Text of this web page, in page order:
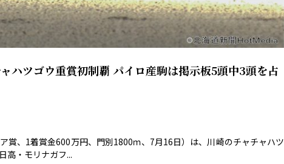
ハツゴウ重賞初制覇 パイロ産駒は掲示板5頭中3頭を占
、1着賞金600万円、門別1800ｍ、7月16日）は、川崎のチャチャハツ
高・モリナガフ...